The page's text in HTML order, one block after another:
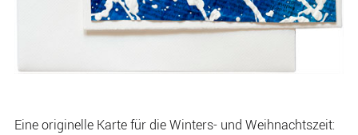
Eine originelle Karte für die Winters- und Weihnachtszeit: